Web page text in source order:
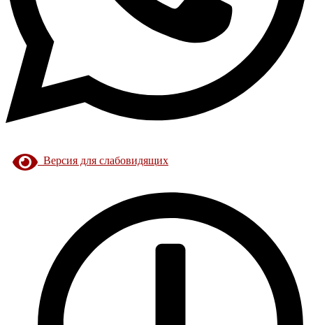
Версия для слабовидящих